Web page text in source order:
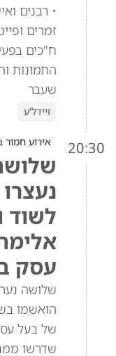
• רבנים
זמרים
ח"כים
התמונות
שעבר
זיידל'ע
20:30 אירוע חמור
לשוד
עסק
הואשמו
של בעל
שדרשו